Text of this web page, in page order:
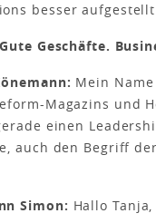
besser
Geschäfte.
Mein
Magazins und
einen
auch den Begriff
Simon: Hallo